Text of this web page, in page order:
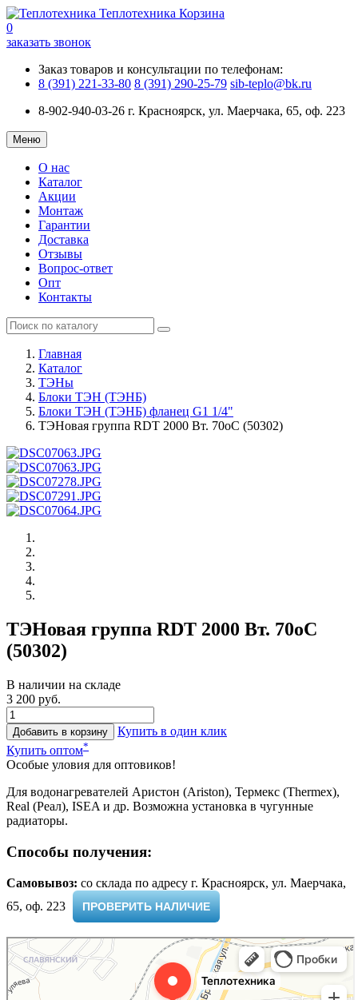
Теплотехника Корзина
0
заказать звонок
Заказ товаров и консультации по телефонам:
8 (391) 221-33-80 8 (391) 290-25-79 sib-teplo@bk.ru
8-902-940-03-26 г. Красноярск, ул. Маерчака, 65, оф. 223
Меню
О нас
Каталог
Акции
Монтаж
Гарантии
Доставка
Отзывы
Вопрос-ответ
Опт
Контакты
Главная
Каталог
ТЭНы
Блоки ТЭН (ТЭНБ)
Блоки ТЭН (ТЭНБ) фланец G1 1/4"
ТЭНовая группа RDT 2000 Вт. 70oС (50302)
ТЭНовая группа RDT 2000 Вт. 70oС
(50302)
В наличии на складе
3 200 руб.
Добавить в корзину
Купить в один клик
Купить оптом*
Особые уловия для оптовиков!
Для водонагревателей Аристон (Ariston), Термекс (Thermex),
Real (Реал), ISEA и др. Возможна установка в чугунные
радиаторы.
Способы получения:
Самовывоз: cо склада по адресу г. Красноярск, ул. Маерчака,
65, оф. 223 ​
ПРОВЕРИТЬ НАЛИЧИЕ